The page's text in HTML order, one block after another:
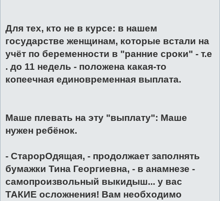
Для тех, кто не в курсе: в нашем
государстве женщинам, которые встали на
учёт по беременности в "ранние сроки" - т.е
. до 11 недель - положена какая-то
копеечная единовременная выплата.
Маше плевать на эту "выплату": Маше
нужен ребёнок.
- СтарорОдящая, - продолжает заполнять
бумажки Тина Георгиевна, - в анамнезе -
самопроизвольный выкидыш... у вас
ТАКИЕ осложнения! Вам необходимо